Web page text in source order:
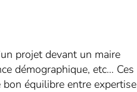
projet devant un maire
démographique, etc… Ces
bon équilibre entre expertise